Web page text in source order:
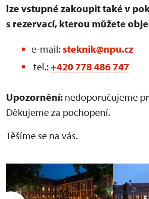
lze vstupné zakoupit také v
s rezervací, kterou můžete
e-mail:steknik@npu.cz
tel.:+420 778 486 747
Upozornění: nedoporučujeme
Děkujeme za pochopení.
Těšíme se na vás.